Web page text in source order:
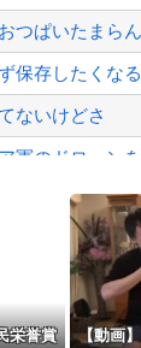
バエ」のSNS
で警官が黒
つぱいたまら
ず保存したくな
ないけどさ
軍のドローン
い空調服ってや
をとった萩野
セルすべきか
栄誉賞
【動画